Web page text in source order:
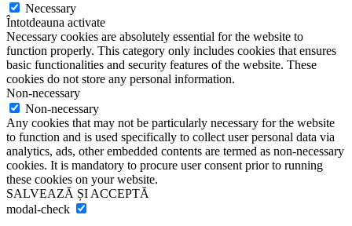
Necessary
Întotdeauna activate
Necessary cookies are absolutely essential for the website to
function properly. This category only includes cookies that ensures
basic functionalities and security features of the website. These
cookies do not store any personal information.
Non-necessary
Non-necessary
Any cookies that may not be particularly necessary for the website
to function and is used specifically to collect user personal data via
analytics, ads, other embedded contents are termed as non-necessary
cookies. It is mandatory to procure user consent prior to running
these cookies on your website.
SALVEAZĂ ȘI ACCEPTĂ
modal-check